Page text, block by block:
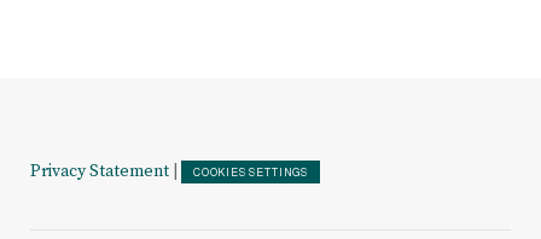
Privacy Statement COOKIES SETTINGS